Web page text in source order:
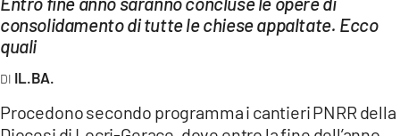
LAC NETWORK
LAC ONAIR
consolidamento di tutte le chiese appaltate. Ecco
quali
IL.BA.
Procedono secondo programma i cantieri PNRR della